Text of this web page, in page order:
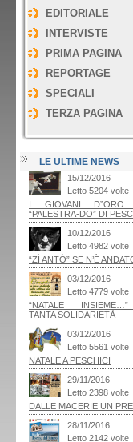
EDITORIALE
INTERVISTE
PRIMA PAGINA
REPORTAGE
SPECIALI
TERZA PAGINA
LE ULTIME NEWS